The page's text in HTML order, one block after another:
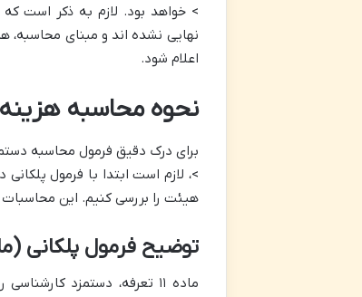
اعلام شود.
نحوه محاسبه هزینه
برای درک دقیق فرمول محاسبه
هیئت را بررسی کنیم. این محاسبات بر اساس ماده ۱۱ تعرفه دستمزد
توضیح فرمول پلکانی (ماده ۱۱
ماده ۱۱ تعرفه، دستمزد